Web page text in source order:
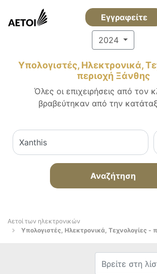
Εγγραφείτε
2024
Υπολογιστές, Ηλεκτρονικά,
περιοχή Ξάνθης
Όλες οι επιχειρήσεις από τον
βραβεύτηκαν από την
Αναζήτηση
Αετοί των ηλεκτρονικών
Υπολογιστές, Ηλεκτρονικά, Τεχνολογίες -